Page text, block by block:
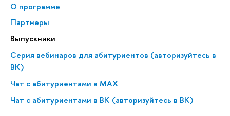
О программе
Партнеры
Выпускники
Серия вебинаров для абитуриентов (авторизуйтесь в
ВК)
Чат с абитуриентами в MAX
Чат с абитуриентами в ВК (авторизуйтесь в ВК)